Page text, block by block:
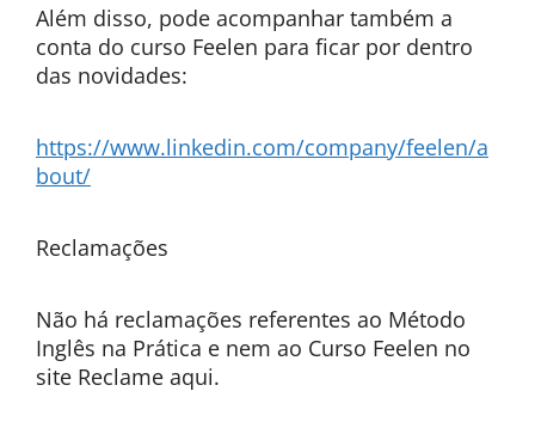
Além disso, pode acompanhar também a
conta do curso Feelen para ficar por dentro
das novidades:
https://www.linkedin.com/company/feelen/a
bout/
Reclamações
Não há reclamações referentes ao Método
Inglês na Prática e nem ao Curso Feelen no
site Reclame aqui.